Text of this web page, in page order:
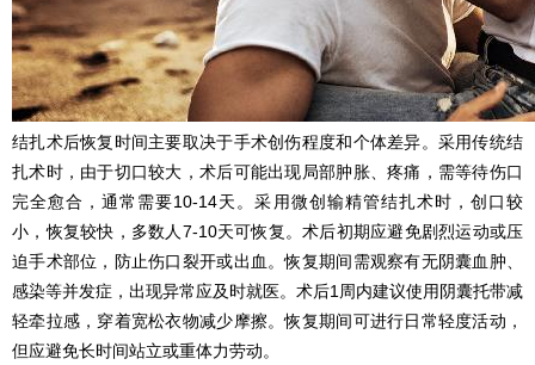
结扎术后恢复时间主要取决于手术创伤程度和个体差异。采用传统结
扎术时，由于切口较大，术后可能出现局部肿胀、疼痛，需等待伤口
完全愈合，通常需要10-14天。采用微创输精管结扎术时，创口较
小，恢复较快，多数人7-10天可恢复。术后初期应避免剧烈运动或压
迫手术部位，防止伤口裂开或出血。恢复期间需观察有无阴囊血肿、
感染等并发症，出现异常应及时就医。术后1周内建议使用阴囊托带减
轻牵拉感，穿着宽松衣物减少摩擦。恢复期间可进行日常轻度活动，
但应避免长时间站立或重体力劳动。